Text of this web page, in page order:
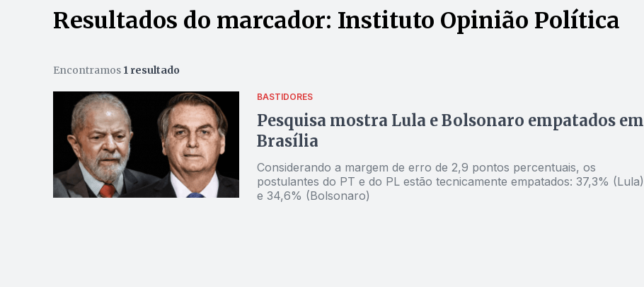
Resultados do marcador: Instituto Opinião Política
Encontramos 1 resultado
BASTIDORES
Pesquisa mostra Lula e Bolsonaro empatados em
Brasília
Considerando a margem de erro de 2,9 pontos percentuais, os
postulantes do PT e do PL estão tecnicamente empatados: 37,3% (Lula)
e 34,6% (Bolsonaro)